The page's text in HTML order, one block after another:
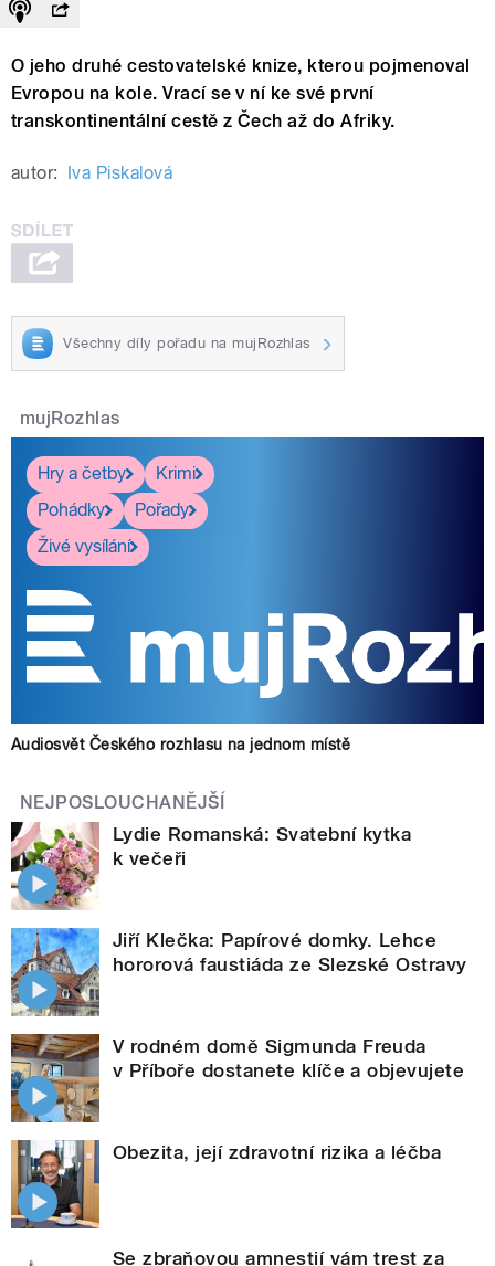
O jeho druhé cestovatelské knize, kterou pojmenoval
Evropou na kole. Vrací se v ní ke své první
transkontinentální cestě z Čech až do Afriky.
autor: Iva Piskalová
Všechny díly pořadu na mujRozhlas
mujRozhlas
Hry a četby
Krimi
Pohádky
Pořady
Živé vysílání
Audiosvět Českého rozhlasu na jednom místě
NEJPOSLOUCHANĚJŠÍ
Lydie Romanská: Svatební kytka
k večeři
Jiří Klečka: Papírové domky. Lehce
hororová faustiáda ze Slezské Ostravy
V rodném domě Sigmunda Freuda
v Příboře dostanete klíče a objevujete
Obezita, její zdravotní rizika a léčba
Se zbraňovou amnestií vám trest za